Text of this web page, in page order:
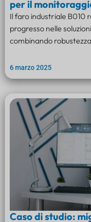
per il
Il faro industriale B010
progresso nelle
combinando robustezza
6 marzo 2025
Caso di studio: